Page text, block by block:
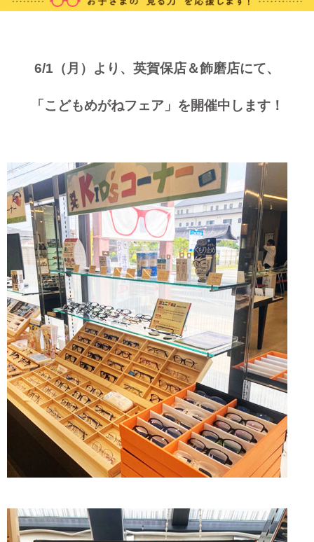
6/1（月）より、英賀保店＆飾磨店にて、
「こどもめがねフェア」を開催中します！